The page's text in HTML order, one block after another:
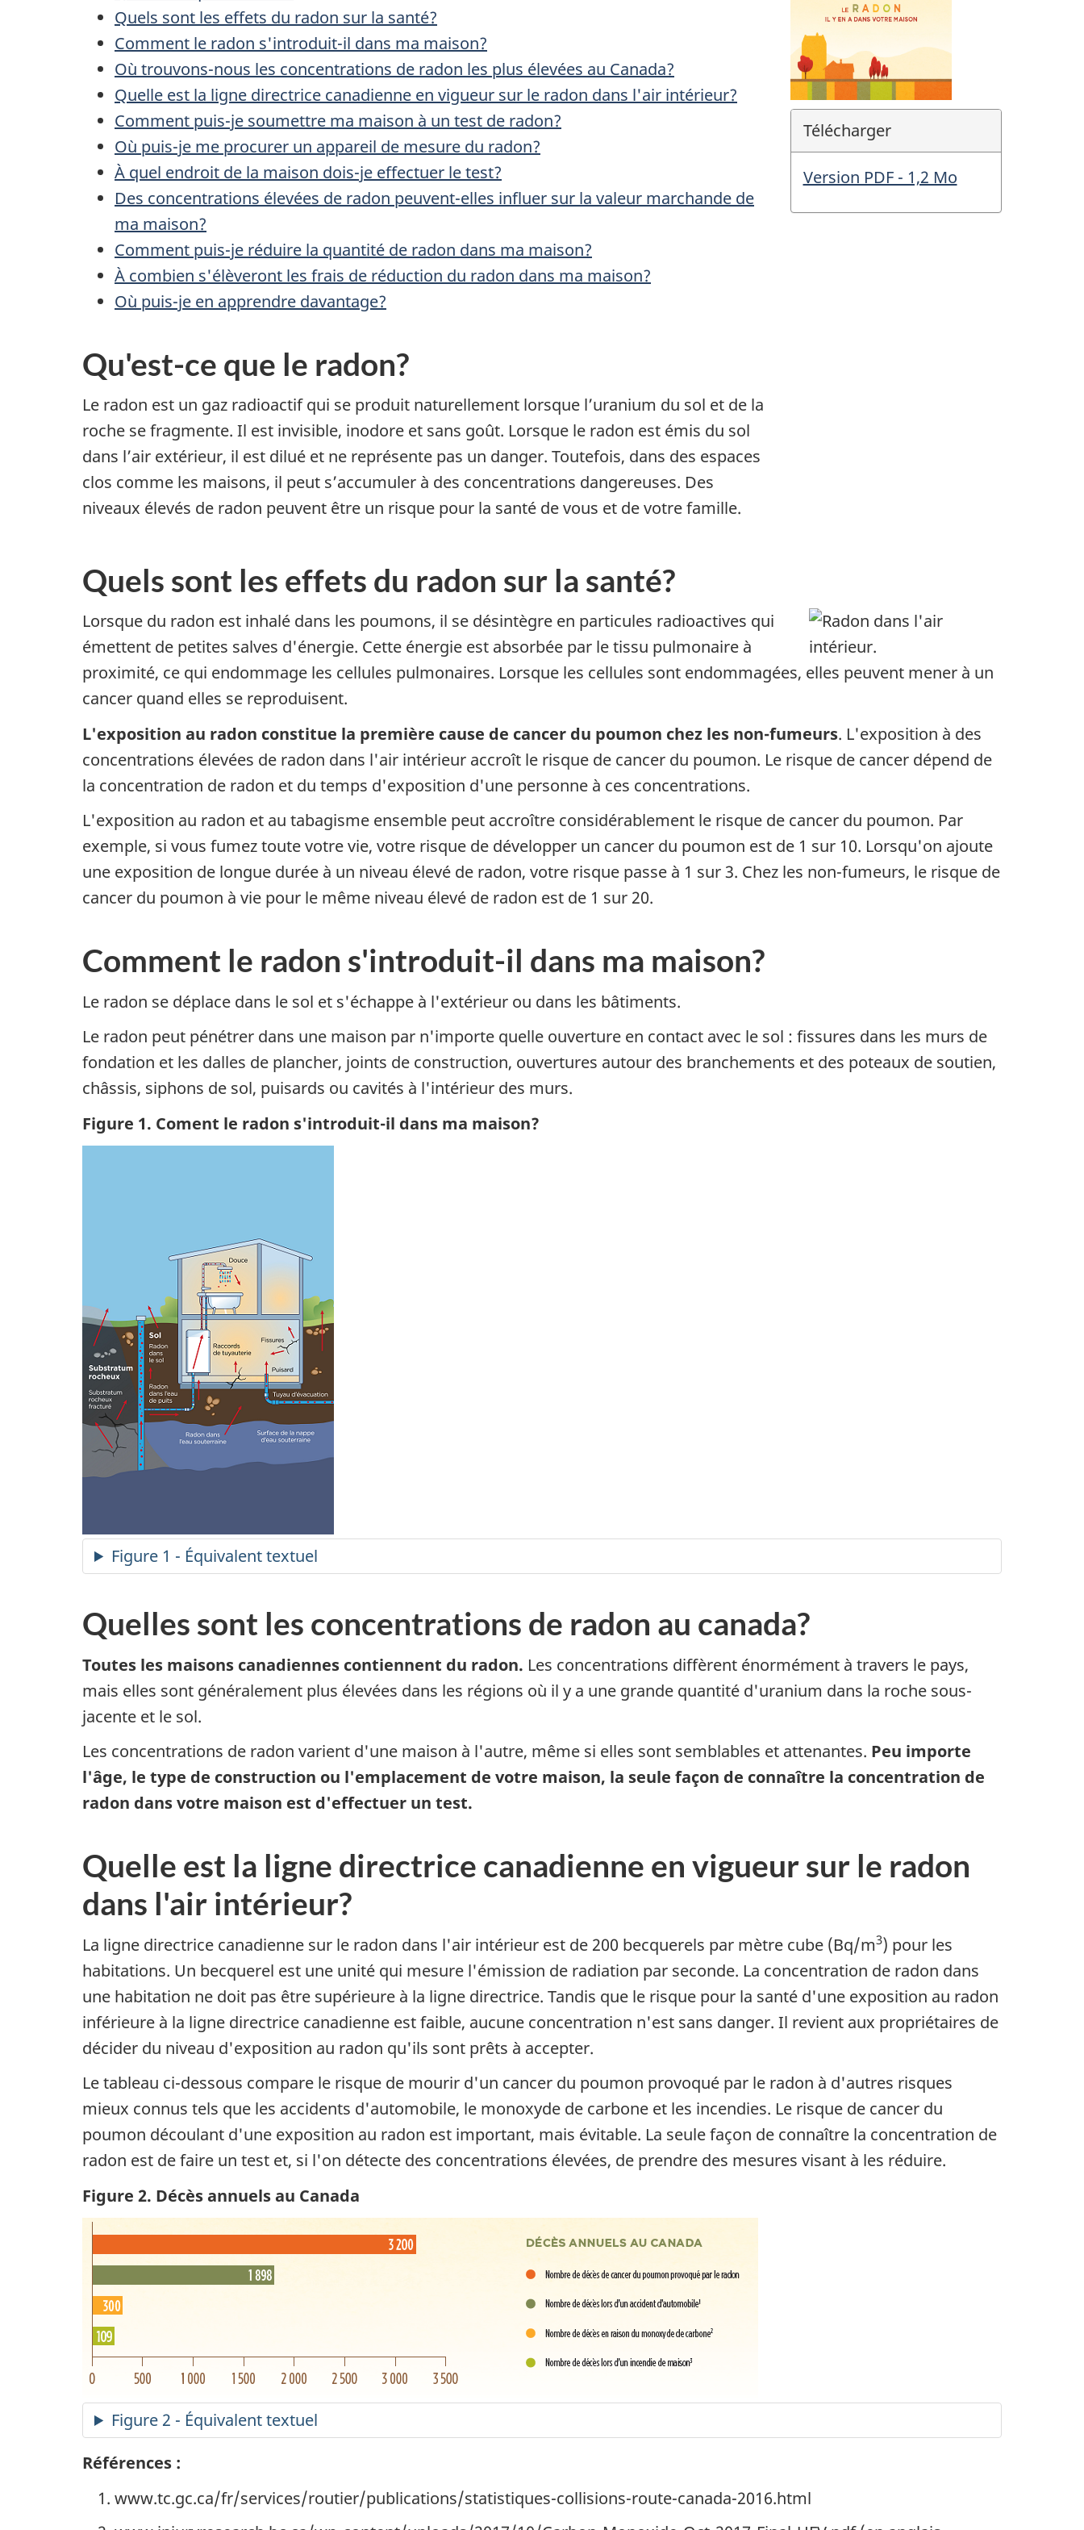
Quels sont les effets du radon sur la santé?
Comment le radon s'introduit-il dans ma maison?
Où trouvons-nous les concentrations de radon les plus élevées au Canada?
Quelle est la ligne directrice canadienne en vigueur sur le radon dans l'air intérieur?
Comment puis-je soumettre ma maison à un test de radon?
Où puis-je me procurer un appareil de mesure du radon?
À quel endroit de la maison dois-je effectuer le test?
Des concentrations élevées de radon peuvent-elles influer sur la valeur marchande de
ma maison?
Comment puis-je réduire la quantité de radon dans ma maison?
À combien s'élèveront les frais de réduction du radon dans ma maison?
Où puis-je en apprendre davantage?
Qu'est-ce que le radon?
Le radon est un gaz radioactif qui se produit naturellement lorsque l’uranium du sol et de la
roche se fragmente. Il est invisible, inodore et sans goût. Lorsque le radon est émis du sol
dans l’air extérieur, il est dilué et ne représente pas un danger. Toutefois, dans des espaces
clos comme les maisons, il peut s’accumuler à des concentrations dangereuses. Des
niveaux élevés de radon peuvent être un risque pour la santé de vous et de votre famille.
Télécharger
Version PDF - 1,2 Mo
Quels sont les effets du radon sur la santé?
Lorsque du radon est inhalé dans les poumons, il se désintègre en particules radioactives qui
émettent de petites salves d'énergie. Cette énergie est absorbée par le tissu pulmonaire à
proximité, ce qui endommage les cellules pulmonaires. Lorsque les cellules sont endommagées, elles peuvent mener à un
cancer quand elles se reproduisent.
L'exposition au radon constitue la première cause de cancer du poumon chez les non-fumeurs. L'exposition à des
concentrations élevées de radon dans l'air intérieur accroît le risque de cancer du poumon. Le risque de cancer dépend de
la concentration de radon et du temps d'exposition d'une personne à ces concentrations.
L'exposition au radon et au tabagisme ensemble peut accroître considérablement le risque de cancer du poumon. Par
exemple, si vous fumez toute votre vie, votre risque de développer un cancer du poumon est de 1 sur 10. Lorsqu'on ajoute
une exposition de longue durée à un niveau élevé de radon, votre risque passe à 1 sur 3. Chez les non-fumeurs, le risque de
cancer du poumon à vie pour le même niveau élevé de radon est de 1 sur 20.
Comment le radon s'introduit-il dans ma maison?
Le radon se déplace dans le sol et s'échappe à l'extérieur ou dans les bâtiments.
Le radon peut pénétrer dans une maison par n'importe quelle ouverture en contact avec le sol : fissures dans les murs de
fondation et les dalles de plancher, joints de construction, ouvertures autour des branchements et des poteaux de soutien,
châssis, siphons de sol, puisards ou cavités à l'intérieur des murs.
Figure 1. Coment le radon s'introduit-il dans ma maison?
Figure 1 - Équivalent textuel
Quelles sont les concentrations de radon au canada?
Toutes les maisons canadiennes contiennent du radon. Les concentrations diffèrent énormément à travers le pays,
mais elles sont généralement plus élevées dans les régions où il y a une grande quantité d'uranium dans la roche sous-
jacente et le sol.
Les concentrations de radon varient d'une maison à l'autre, même si elles sont semblables et attenantes. Peu importe
l'âge, le type de construction ou l'emplacement de votre maison, la seule façon de connaître la concentration de
radon dans votre maison est d'effectuer un test.
Quelle est la ligne directrice canadienne en vigueur sur le radon
dans l'air intérieur?
La ligne directrice canadienne sur le radon dans l'air intérieur est de 200 becquerels par mètre cube (Bq/m3) pour les
habitations. Un becquerel est une unité qui mesure l'émission de radiation par seconde. La concentration de radon dans
une habitation ne doit pas être supérieure à la ligne directrice. Tandis que le risque pour la santé d'une exposition au radon
inférieure à la ligne directrice canadienne est faible, aucune concentration n'est sans danger. Il revient aux propriétaires de
décider du niveau d'exposition au radon qu'ils sont prêts à accepter.
Le tableau ci-dessous compare le risque de mourir d'un cancer du poumon provoqué par le radon à d'autres risques
mieux connus tels que les accidents d'automobile, le monoxyde de carbone et les incendies. Le risque de cancer du
poumon découlant d'une exposition au radon est important, mais évitable. La seule façon de connaître la concentration de
radon est de faire un test et, si l'on détecte des concentrations élevées, de prendre des mesures visant à les réduire.
Figure 2. Décès annuels au Canada
Figure 2 - Équivalent textuel
Références :
www.tc.gc.ca/fr/services/routier/publications/statistiques-collisions-route-canada-2016.html